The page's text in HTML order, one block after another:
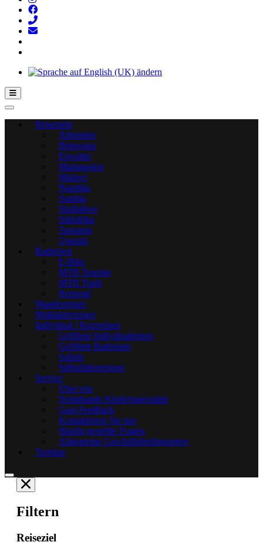
Hamburger Toggle-Menü
Reiseziele
Äthiopien
Botswana
Eswatini
Madagaskar
Malawi
Namibia
Sambia
Simbabwe
Südafrika
Tansania
Uganda
Radreisen
E-Bike
MTB Touring
MTB Trails
Rennrad
Wanderreisen
Multiaktivreisen
Individual / Kurzreisen
Geführte Individualreisen
Geführte Radreisen
Safaris
Selbstfahrerreisen
Service
Über uns
Noluthando Kindertagesstätte
Gast-Feedback
Kontaktieren Sie uns
Häufig gestellte Fragen
Allgemeine Geschäftsbedingungen
Termine
Filtern
Reiseziel